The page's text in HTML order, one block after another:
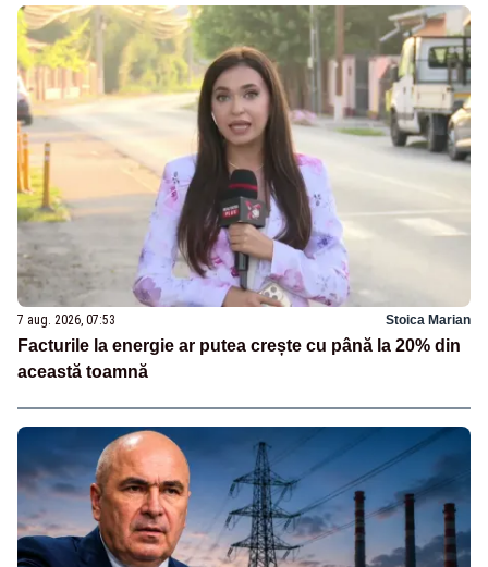
7 aug. 2026, 07:53 Stoica Marian
Facturile la energie ar putea crește cu până la 20% din
această toamnă